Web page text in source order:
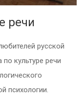
речи
русской
культуре речи
психологии.